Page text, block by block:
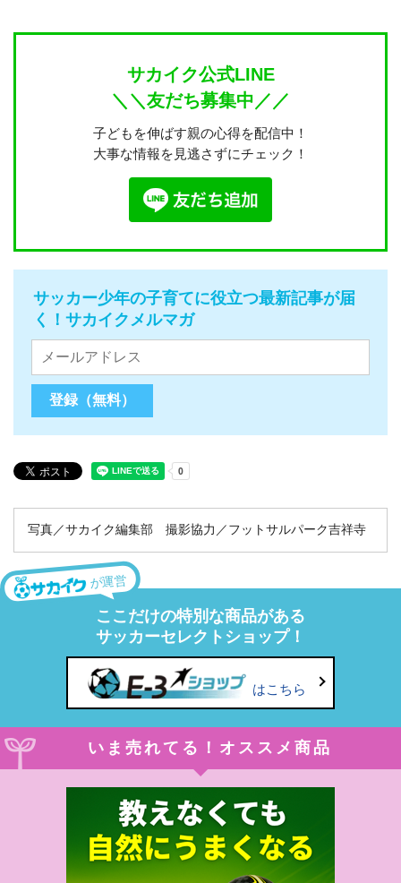
サカイク公式LINE
＼＼友だち募集中／／
子どもを伸ばす親の心得を配信中！
大事な情報を見逃さずにチェック！
サッカー少年の子育てに役立つ最新記事が届
く！サカイクメルマガ
写真／サカイク編集部 撮影協力／フットサルパーク吉祥寺
が運営
ここだけの特別な商品がある
サッカーセレクトショップ！
はこちら
いま売れてる！オススメ商品